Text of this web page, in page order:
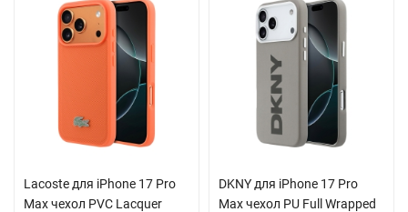
Lacoste для iPhone 17 Pro
Max чехол PVC Lacquer
DKNY для iPhone 17 Pro
Max чехол PU Full Wrapped